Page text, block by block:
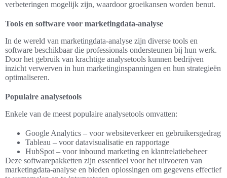
verbeteringen mogelijk zijn, waardoor groeikansen worden benut.
Tools en software voor marketingdata-analyse
In de wereld van marketingdata-analyse zijn diverse tools en
software beschikbaar die professionals ondersteunen bij hun werk.
Door het gebruik van krachtige analysetools kunnen bedrijven
inzicht verwerven in hun marketinginspanningen en hun strategieën
optimaliseren.
Populaire analysetools
Enkele van de meest populaire analysetools omvatten:
Google Analytics – voor websiteverkeer en gebruikersgedrag
Tableau – voor datavisualisatie en rapportage
HubSpot – voor inbound marketing en klantrelatiebeheer
Deze softwarepakketten zijn essentieel voor het uitvoeren van
marketingdata-analyse en bieden oplossingen om gegevens effectief